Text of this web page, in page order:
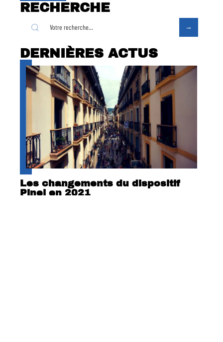
RECHERCHE
DERNIÈRES ACTUS
Les changements du dispositif
Pinel en 2021